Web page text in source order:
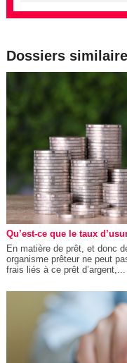
Dossiers
Qu’est-ce que le taux
En matière de prêt, et donc
organisme prêteur ne peut
frais liés à ce prêt d’argent,...